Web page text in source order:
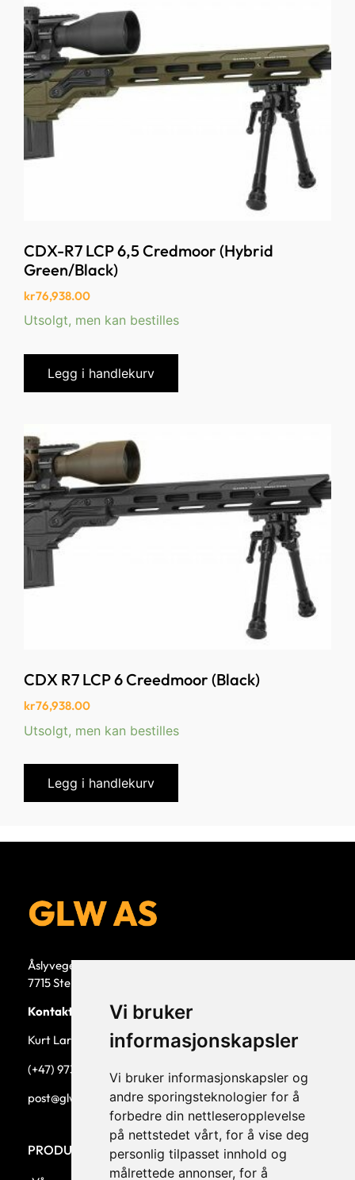
Vi bruker
informasjonskapsler
Vi bruker informasjonskapsler og
andre sporingsteknologier for å
forbedre din nettleseropplevelse
på nettstedet vårt, for å vise deg
personlig tilpasset innhold og
målrettede annonser, for å
CDX-R7 LCP 6,5 Credmoor (Hybrid
Green/Black)
kr76,938.00
Utsolgt, men kan bestilles
Legg i handlekurv
CDX R7 LCP 6 Creedmoor (Black)
kr76,938.00
Utsolgt, men kan bestilles
Legg i handlekurv
Åslyvegen 5b
7715 Steinkjer
Kontaktperson
Kurt Larsen, daglig leder.
(+47) 973 33 332
post@glw.no
PRODUKTKATEGORIER